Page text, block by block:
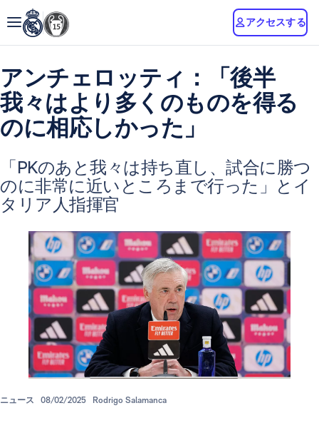
アクセスする
アンチェロッティ：「後半
我々はより多くのものを得る
のに相応しかった」
「PKのあと我々は持ち直し、試合に勝つ
のに非常に近いところまで行った」とイ
タリア人指揮官
ニュース 08/02/2025 Rodrigo Salamanca